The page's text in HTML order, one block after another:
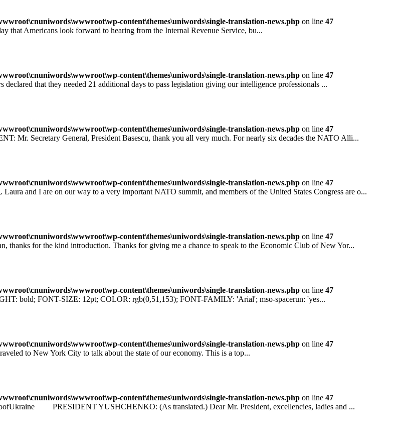
content\themes\uniwords\single-translation-news.php on line 47
Americans look forward to hearing from the Internal Revenue Service, bu...
content\themes\uniwords\single-translation-news.php on line 47
that they needed 21 additional days to pass legislation giving our intelligence professionals ...
content\themes\uniwords\single-translation-news.php on line 47
Secretary General, President Basescu, thank you all very much. For nearly six decades the NATO Alli...
content\themes\uniwords\single-translation-news.php on line 47
and I are on our way to a very important NATO summit, and members of the United States Congress are o...
content\themes\uniwords\single-translation-news.php on line 47
for the kind introduction. Thanks for giving me a chance to speak to the Economic Club of New Yor...
content\themes\uniwords\single-translation-news.php on line 47
bold; FONT-SIZE: 12pt; COLOR: rgb(0,51,153); FONT-FAMILY: 'Arial'; mso-spacerun: 'yes...
content\themes\uniwords\single-translation-news.php on line 47
to New York City to talk about the state of our economy. This is a top...
content\themes\uniwords\single-translation-news.php on line 47
PRESIDENT YUSHCHENKO: (As translated.) Dear Mr. President, excellencies, ladies and ...